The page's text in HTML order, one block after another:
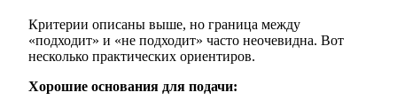
Критерии описаны выше, но граница между
«подходит» и «не подходит» часто неочевидна. Вот
несколько практических ориентиров.
Хорошие основания для подачи: